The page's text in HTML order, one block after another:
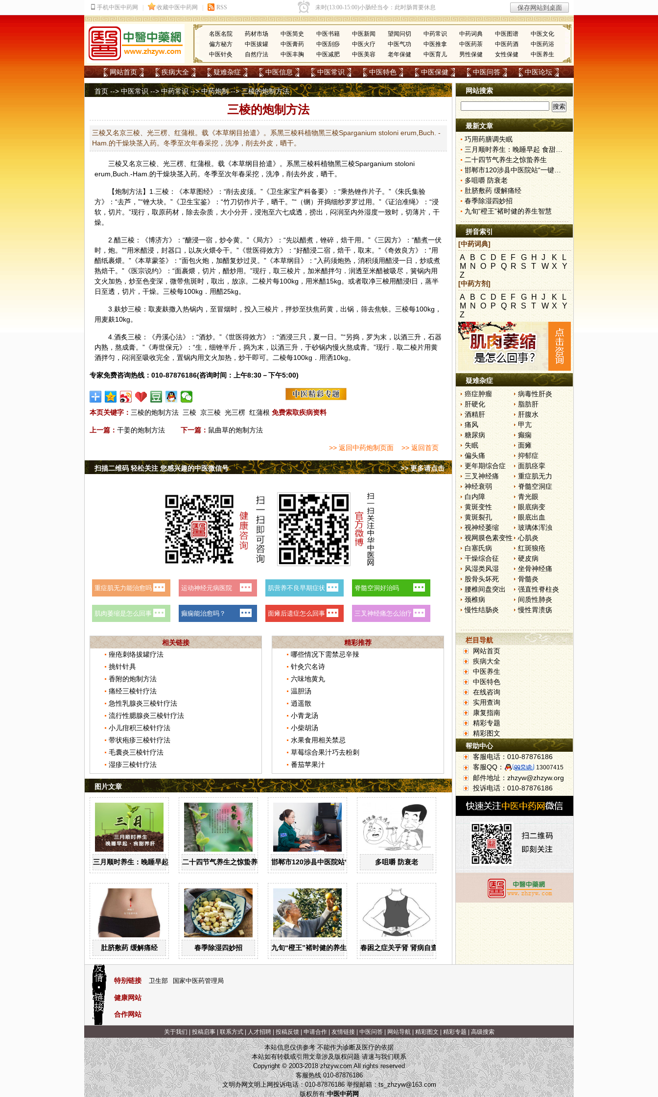
名医名院 药材市场 中医简史 中医书籍 中医新闻 望闻问切 中药常识 中药词典 中医图谱
中医文化
偏方秘方
中医拔罐 中医膏药 中医刮痧 中医火疗 中医气功 中医推拿 中医药茶 中医药酒
中医药浴
中医针灸
自然疗法 中医丰胸 中医减肥 中医美容 老年保健 中医育儿 男性保健 女性保健 中医养生
网站首页 疾病大全 疑难杂症 中医信息 中医常识 中医特色 中医保健 中医问答 中医论坛
首页 -->中医常识 -->中药常识-->中药炮制--> 三棱的炮制方法
三棱的炮制方法
三棱又名京三棱、光三楞、红蒲根。载《本草纲目拾遣》。系黑三棱科植物黑三棱Sparganium stoloni erum,Buch. -
Ham.的干燥块茎入药。冬季至次年春采挖，洗净，削去外皮，晒干。
三棱又名京三棱、光三楞、红蒲根。载《本草纲目拾遣》。系黑三棱科植物黑三棱Sparganium stoloni
erum,Buch.-Ham.的干燥块茎入药。冬季至次年春采挖，洗净，削去外皮，晒干。
【炮制方法】1.三棱：《本草图经》：“削去皮须。”《卫生家宝产科备要》：“乘热锉作片子。”《朱氏集验
方》：“去芦，”“锉大块。”《卫生宝鉴》：“竹刀切作片子，晒干。”“（铡）开捣细纱罗罗过用。”《证治准绳》：“浸
软，切片。”现行，取原药材，除去杂质，大小分开，浸泡至六七成透，捞出，闷润至内外湿度一致时，切薄片，干
燥。
2.醋三棱：《博济方》：“醣浸一宿，炒令黄。”《局方》：“先以醋煮，锉碎，焙干用。”《三因方》：“醋煮一伏
时，炮。”“用米醋浸，封器口，以灰火煨令干。”《世医得效方》：“好醋浸二宿，焙干，取末。”《奇效良方》：“用
醋纸裹煨。”《本草蒙筌》：“面包火炮，加醋复炒过灵。”《本草纲目》：“入药须炮热，消积须用醋浸一日，炒或煮
熟焙干。”《医宗说约》：“面裹煨，切片，醋炒用。”现行，取三棱片，加米醋拌匀．润透至米醋被吸尽，簧锅内用
文火加热，炒至色变深，微带焦斑时，取出，放凉。二棱片每100kg，用米醋15kg。或者取净三梭用醋浸l日，蒸半
日至透，切片，干燥。三棱每100kg．用醋25kg。
3.麸炒三棱：取麦麸撒入热锅内，至冒烟时，投入三棱片，拌炒至扶焦药黄，出锅，筛去焦蚨。三棱每100kg，
用麦麸10kg。
4.酒炙三棱：《丹溪心法》：“酒炒。”《世医得效方》：“酒浸三只，夏一日。”“另捣，罗为末，以酒三升，石器
内熟，熬成膏。”《寿世保元》：“生，细锉半斤，捣为末，以酒三升，于砂锅内慢火熬成青。”现行．取二棱片用黄
酒拌匀，闷润至吸收完全，置锅内用文火加热，炒干即可。二棱每100kg．用洒10kg。
专家免费咨询热线：010-87876186(咨询时间：上午8:30－下午5:00)
本页关键字： 三棱的炮制方法 三棱 京三棱 光三楞 红蒲根 免费索取疾病资料
上一篇： 干姜的炮制方法 下一篇： 鼠曲草的炮制方法
>> 返回中药炮制页面 >> 返回首页
>> 更多请点击
扫描二维码 轻松关注 您感兴趣的中医微信号
相关链接
痤疮刺络拔罐疗法
挑针针具
香附的炮制方法
痛经三棱针疗法
急性乳腺炎三棱针疗法
流行性腮腺炎三棱针疗法
小儿疳积三棱针疗法
带状疱疹三棱针疗法
毛囊炎三棱针疗法
湿疹三棱针疗法
精彩推荐
哪些情况下需禁忌辛辣
针灸穴名诗
六味地黄丸
温胆汤
逍遥散
小青龙汤
小柴胡汤
水果食用相关禁忌
草莓综合果汁巧去粉刺
番茄苹果汁
图片文章
三月顺时养生：晚睡早起 食甜养肝二十四节气养生之惊蛰养生 邯郸市120涉县中医院站“一键拨”开通了多咀嚼 防衰老
肚脐敷药 缓解痛经 春季除湿四妙招 九旬“橙王”褚时健的养生智慧春困之症关乎肾 肾病自查“六字诀”
网站搜索
最新文章
巧用药膳调失眠
三月顺时养生：晚睡早起 食甜养肝
二十四节气养生之惊蛰养生
邯郸市120涉县中医院站“一键拨”开通了
多咀嚼 防衰老
肚脐敷药 缓解痛经
春季除湿四妙招
九旬“橙王”褚时健的养生智慧
拼音索引
[中药词典]
A B C D E F G H J K
L
M N O P Q R S T W X
Y
Z
[中药方剂]
A B C D E F G H J K
L
M N O P Q R S T W X
Y
Z
疑难杂症
癌症肿瘤
病毒性肝炎
肝硬化
脂肪肝
酒精肝
肝腹水
痛风
甲亢
糖尿病
癫痫
失眠
面瘫
偏头痛
抑郁症
更年期综合症
面肌痉挛
三叉神经痛
重症肌无力
神经衰弱
脊髓空洞症
白内障
青光眼
黄斑变性
眼底病变
黄斑裂孔
眼底出血
视神经萎缩
玻璃体浑浊
视网膜色素变性
心肌炎
白塞氏病
红斑狼疮
干燥综合征
硬皮病
风湿类风湿
坐骨神经痛
股骨头坏死
骨髓炎
腰椎间盘突出
强直性脊柱炎
颈椎病
间质性肺炎
慢性结肠炎
慢性胃溃疡
栏目导航
网站首页
疾病大全
中医养生
中医特色
在线咨询
实用查询
康复指南
精彩专题
精彩图文
帮助中心
客服电话：010-87876186
客服QQ：
13007415
邮件地址：zhzyw@zhzyw.org
投诉电话：010-87876186
特别链接 卫生部 国家中医药管理局
健康网站
合作网站
关于我们 投稿启事| 联系方式| 人才招聘| 投稿反馈| 申请合作| 友情链接| 中医问答| 网站导航| 精彩图文 精彩专题 高级搜索
本站信息仅供参考 不能作为诊断及医疗的依据
本站如有转载或引用文章涉及版权问题 请速与我们联系
Copyright © 2003-2018 zhzyw.com All rights reserved
客服热线 010-87876186
文明办网文明上网投诉电话：010-87876186 举报邮箱：ts_zhzyw@163.com
版权所有:中医中药网